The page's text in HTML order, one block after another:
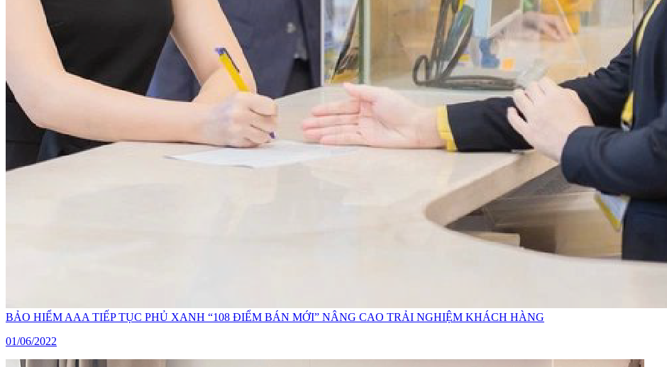
BẢO HIỂM AAA TIẾP TỤC PHỦ XANH “108 ĐIỂM BÁN MỚI” NÂNG CAO TRẢI NGHIỆM KHÁCH HÀNG
01/06/2022